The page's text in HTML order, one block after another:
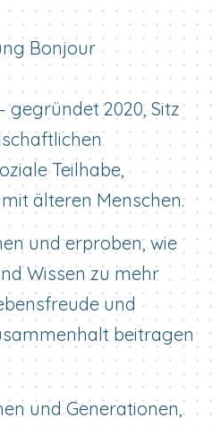
2020, Sitz
Teilhabe,
älteren Menschen.
und erproben, wie
Wissen zu mehr
und
beitragen
und Generationen,